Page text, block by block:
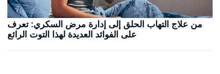
من علاج التهاب الحلق إلى إدارة مرض السكري: تعرف
على الفوائد العديدة لهذا التوت الرائع